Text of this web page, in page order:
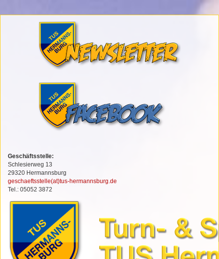
Geschäftsstelle:
Schlesierweg 13
29320 Hermannsburg
geschaeftsstelle(at)tus-hermannsburg.de
Tel.: 05052 3872